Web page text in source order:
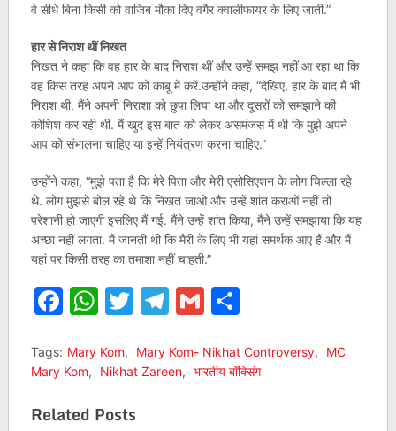
वे सीधे बिना किसी को वाजिब मौका दिए वगैर क्वालीफायर के लिए जातीं.”
हार से निराश थीं निखत
निखत ने कहा कि वह हार के बाद निराश थीं और उन्हें समझ नहीं आ रहा था कि
वह किस तरह अपने आप को काबू में करें.उन्होंने कहा, “देखिए, हार के बाद मैं भी
निराश थी. मैंने अपनी निराशा को छुपा लिया था और दूसरों को समझाने की
कोशिश कर रही थी. मैं खुद इस बात को लेकर असमंजस में थी कि मुझे अपने
आप को संभालना चाहिए या इन्हें नियंत्रण करना चाहिए.”
उन्होंने कहा, “मुझे पता है कि मेरे पिता और मेरी एसोसिएशन के लोग चिल्ला रहे
थे. लोग मुझसे बोल रहे थे कि निखत जाओ और उन्हें शांत कराओं नहीं तो
परेशानी हो जाएगी इसलिए मैं गई. मैंने उन्हें शांत किया, मैंने उन्हें समझाया कि यह
अच्छा नहीं लगता. मैं जानती थी कि मैरी के लिए भी यहां समर्थक आए हैं और मैं
यहां पर किसी तरह का तमाशा नहीं चाहती.”
Facebook
WhatsApp
Twitter
Telegram
GmailShare
Tags: Mary Kom, Mary Kom- Nikhat Controversy,
MC
Mary Kom, Nikhat Zareen, भारतीय बॉक्सिंग
Related Posts